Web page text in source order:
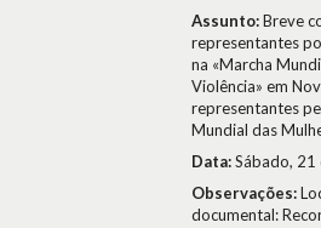
Assunto:Breve
representantes
na «Marcha
Violência» em
representantes
Mundial das
Data:Sábado,
Observações:
documental: